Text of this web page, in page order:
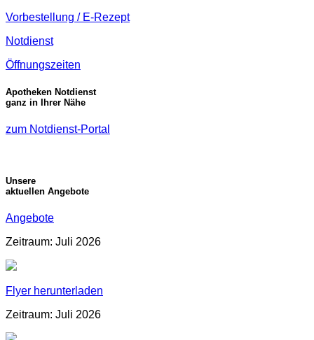
Vorbestellung / E-Rezept
Notdienst
Öffnungszeiten
Apotheken Notdienst
ganz in Ihrer Nähe
zum Notdienst-Portal
Unsere
aktuellen Angebote
Angebote
Zeitraum: Juli 2026
Flyer herunterladen
Zeitraum: Juli 2026